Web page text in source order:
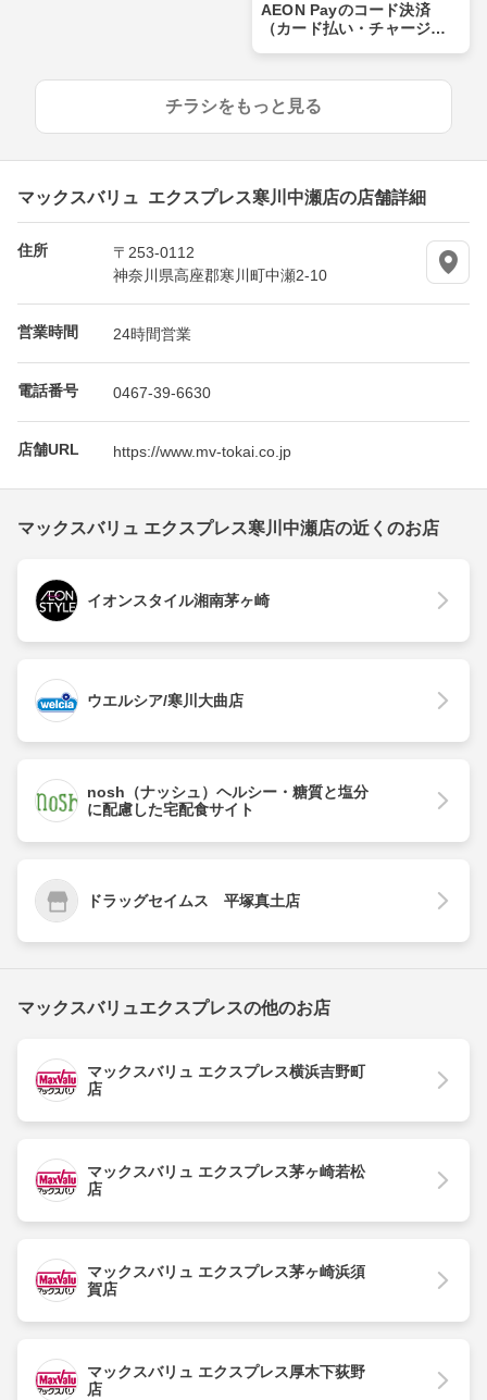
AEON Payのコード決済
（カード払い・チャージ払
チラシをもっと見る
マックスバリュ エクスプレス寒川中瀬店の店舗詳細
住所
〒253-0112
神奈川県高座郡寒川町中瀬2-10
営業時間 24時間営業
電話番号 0467-39-6630
店舗URL https://www.mv-tokai.co.jp
マックスバリュ エクスプレス寒川中瀬店の近くのお店
イオンスタイル湘南茅ヶ崎
ウエルシア/寒川大曲店
nosh（ナッシュ）ヘルシー・糖質と塩分
に配慮した宅配食サイト
ドラッグセイムス 平塚真土店
マックスバリュエクスプレスの他のお店
マックスバリュ エクスプレス横浜吉野町
店
マックスバリュ エクスプレス茅ヶ崎若松
店
マックスバリュ エクスプレス茅ヶ崎浜須
賀店
マックスバリュ エクスプレス厚木下荻野
店